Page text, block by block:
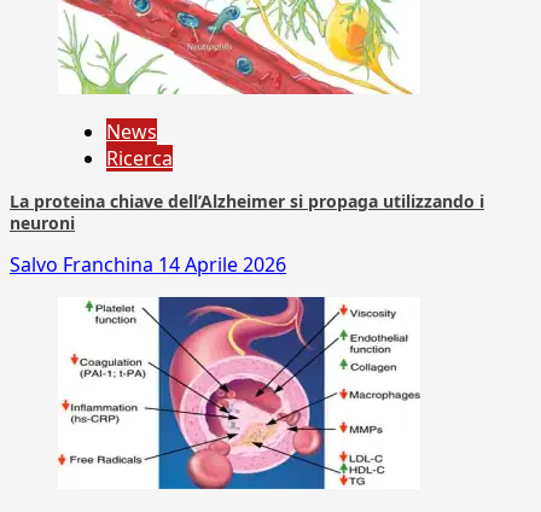
News
Ricerca
La proteina chiave dell’Alzheimer si propaga utilizzando i
neuroni
Salvo Franchina 14 Aprile 2026